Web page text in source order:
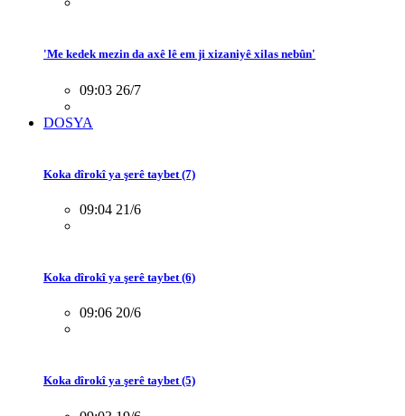
'Me kedek mezin da axê lê em ji xizaniyê xilas nebûn'
09:03 26/7
DOSYA
Koka dîrokî ya şerê taybet (7)
09:04 21/6
Koka dîrokî ya şerê taybet (6)
09:06 20/6
Koka dîrokî ya şerê taybet (5)